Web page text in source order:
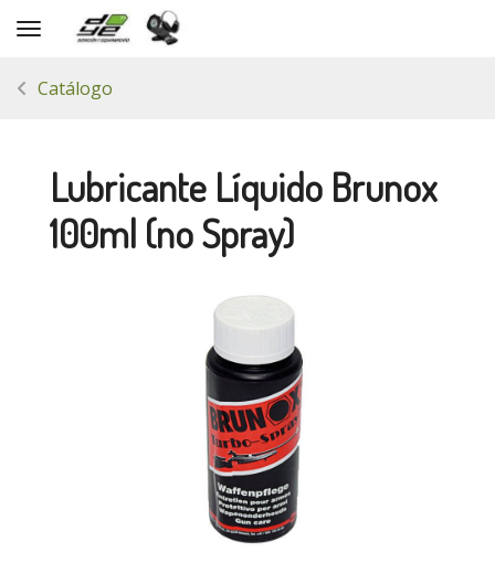
Toggle navigation
Catálogo
Lubricante Líquido Brunox
100ml (no Spray)